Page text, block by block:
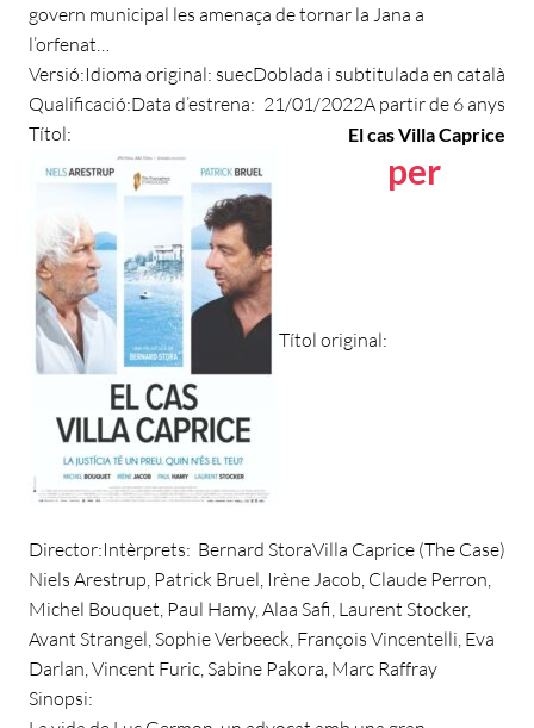
govern municipal les amenaça de tornar la Jana a
l’orfenat…
Versió:
Doblada i subtitulada en català
Idioma original: suec
Qualificació:
A partir de 6 anys
Data d’estrena: 21/01/2022
Títol: El cas Villa Caprice
Títol original:
Villa Caprice (The Case)
Director: Bernard Stora
Intèrprets:
Niels Arestrup, Patrick Bruel, Irène Jacob, Claude Perron,
Michel Bouquet, Paul Hamy, Alaa Safi, Laurent Stocker,
Avant Strangel, Sophie Verbeeck, François Vincentelli, Eva
Darlan, Vincent Furic, Sabine Pakora, Marc Raffray
Sinopsi:
per